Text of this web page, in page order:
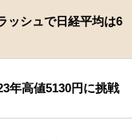
ッシュで日経平均は6
年高値5130円に挑戦